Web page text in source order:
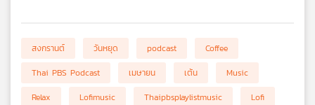
เครือ
สงกรานต์ วันหยุด podcast
Coffee
Thai PBS Podcast
เมษายน เต้น
Music
Relax
Lofimusic Thaipbsplaylistmusic
Lofi